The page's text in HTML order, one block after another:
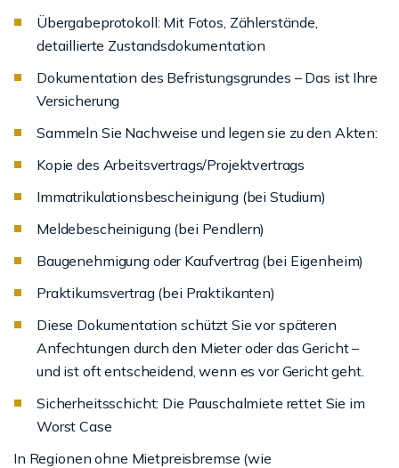
Übergabeprotokoll: Mit Fotos, Zählerstände,
detaillierte Zustandsdokumentation
Dokumentation des Befristungsgrundes – Das ist Ihre
Versicherung
Sammeln Sie Nachweise und legen sie zu den Akten:
Kopie des Arbeitsvertrags/Projektvertrags
Immatrikulationsbescheinigung (bei Studium)
Meldebescheinigung (bei Pendlern)
Baugenehmigung oder Kaufvertrag (bei Eigenheim)
Praktikumsvertrag (bei Praktikanten)
Diese Dokumentation schützt Sie vor späteren
Anfechtungen durch den Mieter oder das Gericht –
und ist oft entscheidend, wenn es vor Gericht geht.
Sicherheitsschicht: Die Pauschalmiete rettet Sie im
Worst Case
In Regionen ohne Mietpreisbremse (wie